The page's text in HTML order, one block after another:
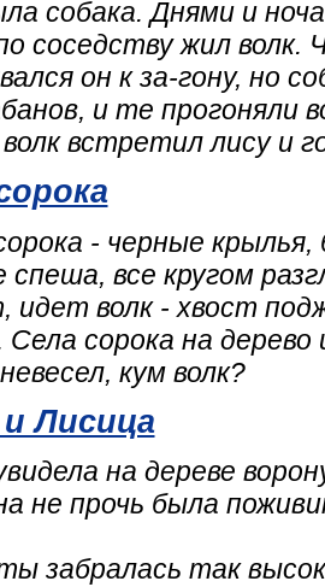
собака. Днями и
соседству жил волк.
он к за-гону, но
и те прогоняли
встретил лису и
- черные крылья,
все кругом
волк - хвост
Села сорока на
кум волк?
Лисица
на дереве
не прочь была
забралась так